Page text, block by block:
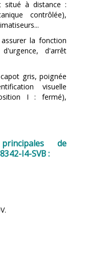
situé à distance :
contrôlée),
la fonction
d'arrêt
gris, poignée
visuelle
I : fermé),
de
I4-SVB :